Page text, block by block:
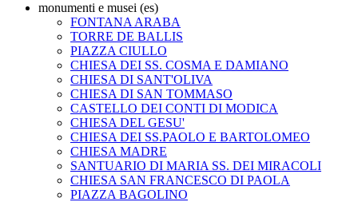
monumenti e musei (es)
FONTANA ARABA
TORRE DE BALLIS
PIAZZA CIULLO
CHIESA DEI SS. COSMA E DAMIANO
CHIESA DI SANT'OLIVA
CHIESA DI SAN TOMMASO
CASTELLO DEI CONTI DI MODICA
CHIESA DEL GESU'
CHIESA DEI SS.PAOLO E BARTOLOMEO
CHIESA MADRE
SANTUARIO DI MARIA SS. DEI MIRACOLI
CHIESA SAN FRANCESCO DI PAOLA
PIAZZA BAGOLINO